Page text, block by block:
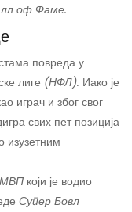
оф Фаме.
повреда у
лиге (НФЛ). Иако је
играч и због свог
свих пет позиција
изузетним
МВП који је водио
Супер Бовл